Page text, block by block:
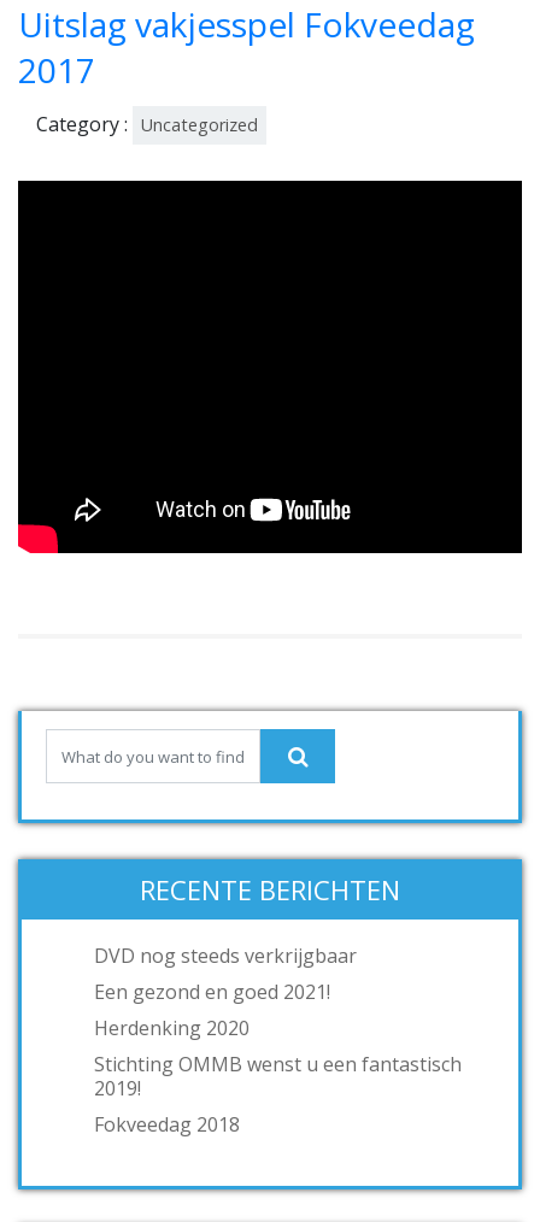
r
201
7
Uitslag vakjesspel Fokveedag
2017
Category : Uncategorized
RECENTE BERICHTEN
DVD nog steeds verkrijgbaar
Een gezond en goed 2021!
Herdenking 2020
Stichting OMMB wenst u een fantastisch
2019!
Fokveedag 2018